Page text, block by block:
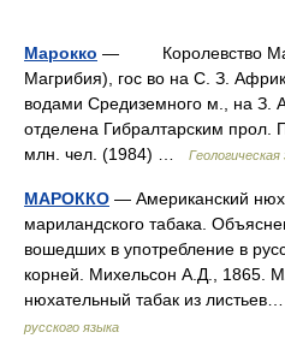
Марокко — Королевство
Магрибия), гос во на C. З.
водами Средиземного м., на З.
отделена Гибралтарским прол.
млн. чел. (1984) …
Геологическая
МАРОККО — Американский
мариландского табака.
вошедших в употребление в
корней. Михельсон А.Д., 1865.
нюхательный табак из
русского языка